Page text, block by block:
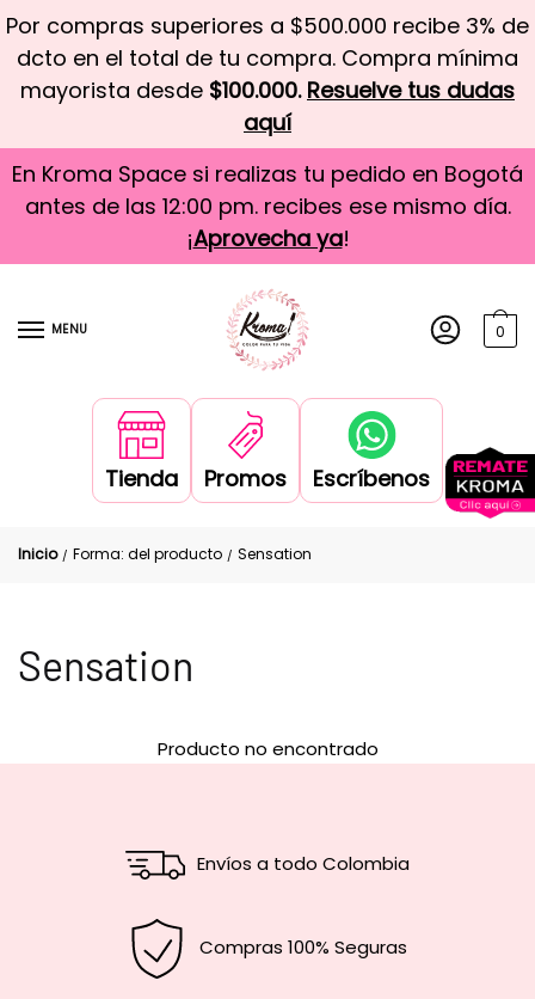
Por compras superiores a $500.000 recibe 3% de
dcto en el total de tu compra. Compra mínima
mayorista desde $100.000. Resuelve tus dudas
aquí
En Kroma Space si realizas tu pedido en Bogotá
antes de las 12:00 pm. recibes ese mismo día.
¡Aprovecha ya!
MENU 0
Tienda Promos Escríbenos
Inicio / Forma: del producto / Sensation
Sensation
Producto no encontrado
Envíos a todo Colombia
Compras 100% Seguras